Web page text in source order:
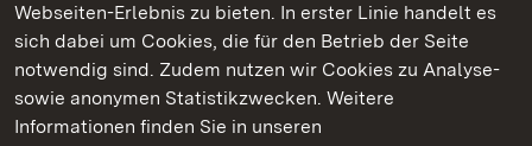
Webseiten-Erlebnis zu bieten. In erster Linie handelt es
sich dabei um Cookies, die für den Betrieb der Seite
notwendig sind. Zudem nutzen wir Cookies zu Analyse-
sowie anonymen Statistikzwecken. Weitere
Informationen finden Sie in unseren
Kommen. Staunen. Genießen.